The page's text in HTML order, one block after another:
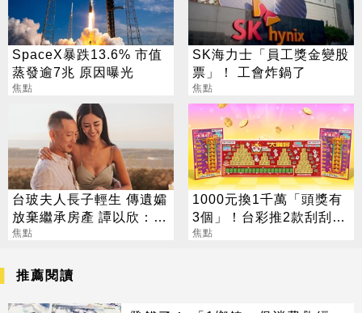
SpaceX暴跌13.6% 市值
蒸發逾7兆 原因曝光
焦點
SK海力士「員工獎金變股
票」！ 工會炸鍋了
焦點
台玻夫人長子輕生 傳遺孀
放棄繼承房產 譚以欣：不
實內容二次傷害
焦點
1000元換1千萬「頭獎有
3個」！台彩推2款刮刮樂
總獎金逾33億
焦點
推薦閱讀